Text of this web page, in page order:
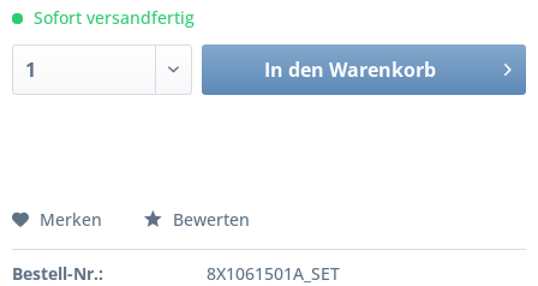
Sofort versandfertig
In den Warenkorb
Merken Bewerten
Bestell-Nr.: 8X1061501A_SET